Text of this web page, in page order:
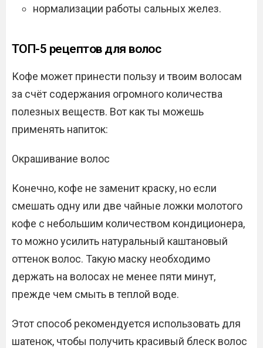
нормализации работы сальных желез.
ТОП-5 рецептов для волос
Кофе может принести пользу и твоим волосам
за счёт содержания огромного количества
полезных веществ. Вот как ты можешь
применять напиток:
Окрашивание волос
Конечно, кофе не заменит краску, но если
смешать одну или две чайные ложки молотого
кофе с небольшим количеством кондиционера,
то можно усилить натуральный каштановый
оттенок волос. Такую маску необходимо
держать на волосах не менее пяти минут,
прежде чем смыть в теплой воде.
Этот способ рекомендуется использовать для
шатенок, чтобы получить красивый блеск волос